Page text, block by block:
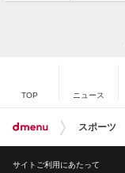
TOP ニュース
スポーツ
サイトご利用にあたって